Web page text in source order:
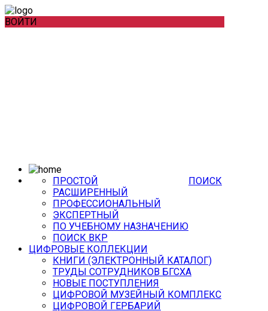
ВОЙТИ
ПОИСК
ПРОСТОЙ
РАСШИРЕННЫЙ
ПРОФЕССИОНАЛЬНЫЙ
ЭКСПЕРТНЫЙ
ПО УЧЕБНОМУ НАЗНАЧЕНИЮ
ПОИСК ВКР
ЦИФРОВЫЕ КОЛЛЕКЦИИ
КНИГИ (ЭЛЕКТРОННЫЙ КАТАЛОГ)
ТРУДЫ СОТРУДНИКОВ БГСХА
НОВЫЕ ПОСТУПЛЕНИЯ
ЦИФРОВОЙ МУЗЕЙНЫЙ КОМПЛЕКС
ЦИФРОВОЙ ГЕРБАРИЙ